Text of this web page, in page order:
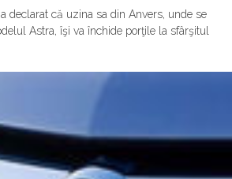
declarat că uzina sa din Anvers, unde se
Astra, îşi va închide porţile la sfârşitul